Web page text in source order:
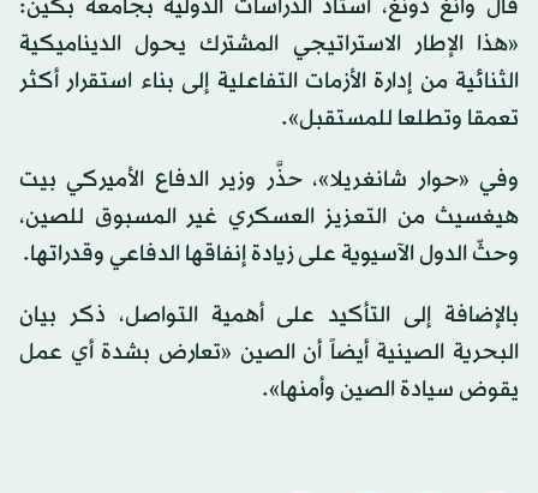
of
0
seconds
قال وانغ دونغ، أستاذ الدراسات الدولية بجامعة بكين:
«هذا الإطار الاستراتيجي المشترك يحول الديناميكية
الثنائية من إدارة الأزمات التفاعلية إلى بناء استقرار أكثر
تعمقا وتطلعا للمستقبل».
وفي «حوار شانغريلا»، حذَّر وزير الدفاع الأميركي بيت
هيغسيث من التعزيز العسكري غير المسبوق للصين،
وحثّ الدول الآسيوية على زيادة إنفاقها الدفاعي وقدراتها.
بالإضافة إلى التأكيد على أهمية التواصل، ذكر بيان
البحرية الصينية أيضاً أن الصين «تعارض بشدة أي عمل
يقوض سيادة الصين وأمنها».